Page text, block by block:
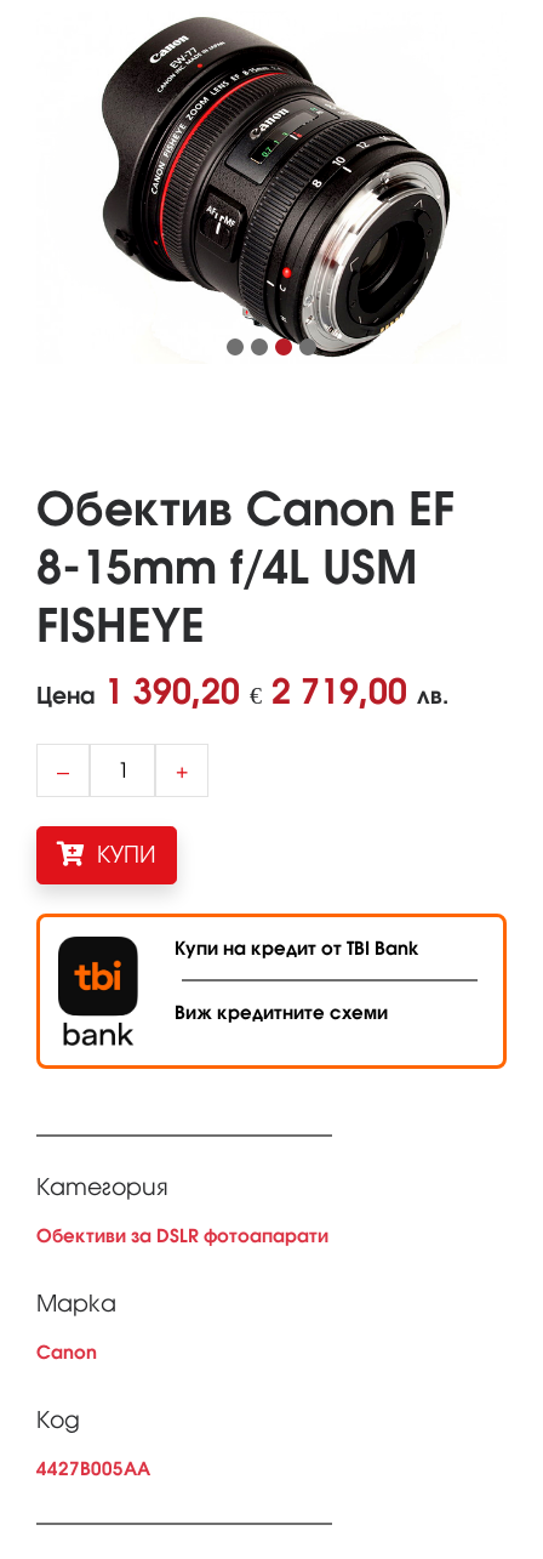
Обектив Canon EF
8-15mm f/4L USM
FISHEYE
Цена 1 390,20 € 2 719,00 лв.
– +
КУПИ
Купи на кредит от TBI Bank
Виж кредитните схеми
Категория
Обективи за DSLR фотоапарати
Марка
Canon
Код
4427B005AA